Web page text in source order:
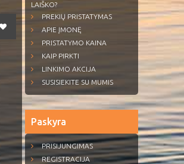
LAIŠKO?
PREKIŲ PRISTATYMAS
APIE ĮMONĘ
PRISTATYMO KAINA
KAIP PIRKTI
LINKIMO AKCIJA
SUSISIEKITE SU MUMIS
Paskyra
PRISIJUNGIMAS
REGISTRACIJA